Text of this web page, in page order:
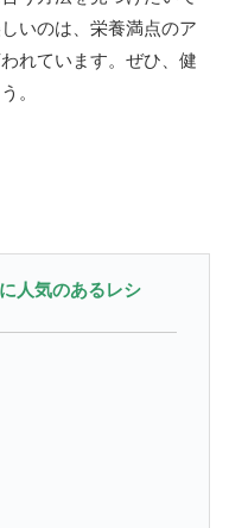
いのは、栄養満点のア
れています。ぜひ、健
。
人気のあるレシ